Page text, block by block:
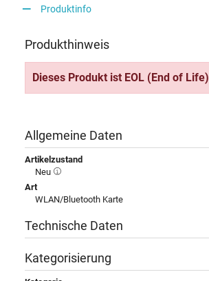
Produktinfo
Produkthinweis
Dieses Produkt ist EOL (End of Life)
Allgemeine Daten
Artikelzustand
Neu
Art
WLAN/Bluetooth Karte
Technische Daten
Kategorisierung